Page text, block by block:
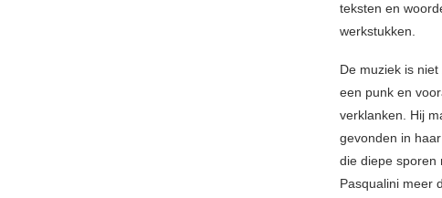
teksten en
werkstukken.
De muziek is
een punk en
verklanken. Hij
gevonden in
die diepe sporen
Pasqualini meer